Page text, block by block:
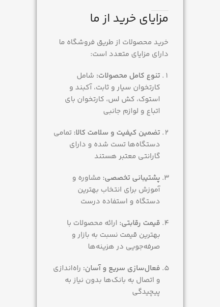
مزایای خرید از ما
خرید محصولات از طریق فروشگاه ما
دارای مزایای متعدد است:
تنوع کامل محصولات: شامل
کارتخوان سیار و ثابت، آکبند و
استوک، کش لس، کارتخوان بای
اتباع و لوازم جانبی
تضمین کیفیت و سلامت کالا: تمامی
دستگاه‌ها تست شده و دارای
گارانتی معتبر هستند
پشتیبانی تخصصی: مشاوره و
آموزش برای انتخاب بهترین
دستگاه و استفاده درست
قیمت رقابتی: ارائه محصولات با
بهترین قیمت نسبت به بازار و
صرفه‌جویی در هزینه‌ها
فعال‌سازی سریع و آسان: راه‌اندازی
و اتصال به بانک‌ها بدون نیاز به
پیچیدگی